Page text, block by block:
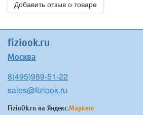
Добавить отзыв о товаре
fiziook.ru
Москва
8(495)989-51-22
sales@fiziook.ru
FizioOk.ru на Яндекс.Маркете